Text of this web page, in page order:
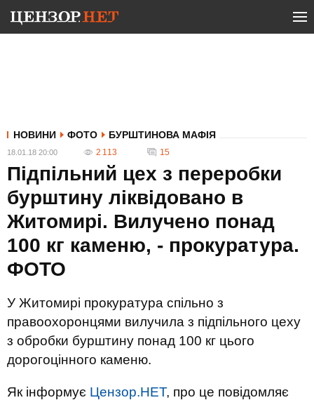
НОВИНИ ФОТО БУРШТИНОВА МАФІЯ
18.01.18 20:00 2 113 15
Підпільний цех з переробки
бурштину ліквідовано в
Житомирі. Вилучено понад
100 кг каменю, - прокуратура.
ФОТО
У Житомирі прокуратура спільно з
правоохоронцями вилучила з підпільного цеху
з обробки бурштину понад 100 кг цього
дорогоцінного каменю.
Як інформує Цензор.НЕТ, про це повідомляє